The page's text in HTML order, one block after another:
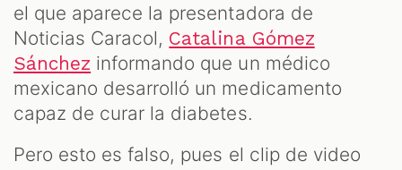
el que aparece la presentadora de
Noticias Caracol, Catalina Gómez
Sánchez informando que un médico
mexicano desarrolló un medicamento
capaz de curar la diabetes.
Pero esto es falso, pues el clip de video